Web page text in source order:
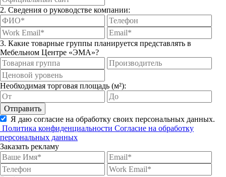
2. Сведения о руководстве компании:
3. Какие товарные группы планируется представлять в
Мебельном Центре «ЭМА»?
Необходимая торговая площадь (м²):
Отправить
Я даю согласие на обработку своих персональных данных.
Политика конфиденциальности Согласие на обработку
персональных данных
Заказать рекламу